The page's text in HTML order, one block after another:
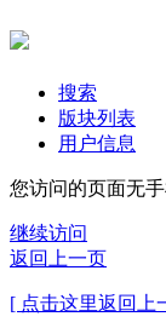
搜索
版块列表
用户信息
您访问的页面无
继续访问
返回上一页
[ 点击这里返回上